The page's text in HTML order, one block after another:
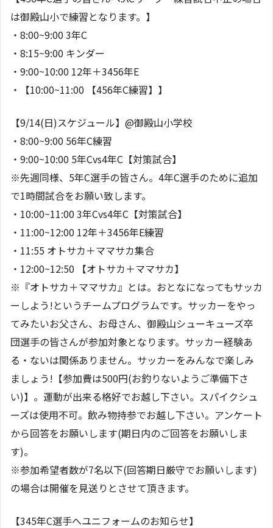
は御殿山小で練習となります。】
・8:00~9:00 3年C
・8:15~9:00 キンダー
・9:00~10:00 12年＋3456年E
・【10:00~11:00 【456年C練習】】
【9/14(日)スケジュール】@御殿山小学校
・8:00~9:00 56年C練習
・9:00~10:00 5年Cvs4年C【対策試合】
※先週同様、5年C選手の皆さん。4年C選手のために追加
で1時間試合をお願い致します。
・10:00~11:00 3年Cvs4年C【対策試合】
・11:00~12:00 12年＋3456年E練習
・11:55 オトサカ＋ママサカ集合
・12:00~12:50 【オトサカ＋ママサカ】
※『オトサカ＋ママサカ』とは。おとなになってもサッカ
ーしよう!というチームプログラムです。サッカーをやっ
てみたいお父さん、お母さん、御殿山シューキューズ卒
団選手の皆さんが参加対象となります。サッカー経験あ
る・ないは関係ありません。サッカーをみんなで楽しみ
ましょう!【参加費は500円(お釣りないようご準備下さ
い)】。運動が出来る格好でお越し下さい。スパイクシュ
ーズは使用不可。飲み物持参でお越し下さい。アンケート
から回答をお願いします(期日内のご回答をお願いしま
す)。
※参加希望者数が7名以下(回答期日厳守でお願いします)
の場合は開催を見送りとさせて頂きます。
【345年C選手へユニフォームのお知らせ】